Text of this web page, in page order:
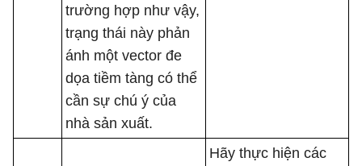
trường hợp như vậy,
trạng thái này phản
ánh một vector đe
dọa tiềm tàng có thể
cần sự chú ý của
nhà sản xuất.
Hãy thực hiện các